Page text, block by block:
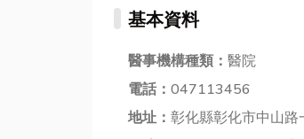
基本資料
醫事機構種類： 醫院
電話： 047113456
地址： 彰化縣彰化市中山